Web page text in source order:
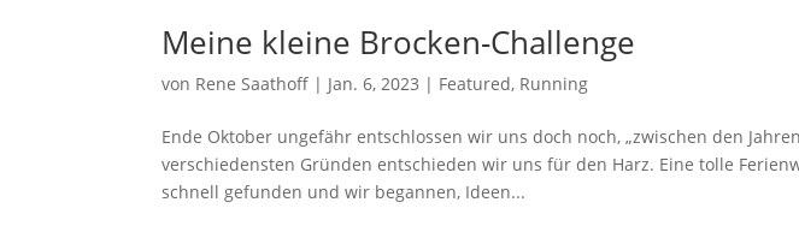
Meine kleine Brocken-Challenge
von Rene Saathoff | Jan. 6, 2023 | Featured, Running
Ende Oktober ungefähr entschlossen wir uns doch noch, „zwischen den
verschiedensten Gründen entschieden wir uns für den Harz. Eine tolle
schnell gefunden und wir begannen, Ideen...